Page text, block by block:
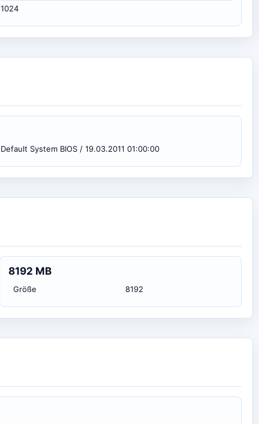
1024
Default System BIOS / 19.03.2011 01:00:00
8192 MB
Größe 8192